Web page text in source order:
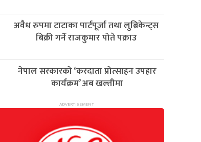
अवैध रुपमा टाटाका पार्टपूर्जा तथा लुब्रिकेन्ट्स
बिक्री गर्ने राजकुमार पोते पक्राउ
नेपाल सरकारको ‘करदाता प्रोत्साहन उपहार
कार्यक्रम’ अब खल्तीमा